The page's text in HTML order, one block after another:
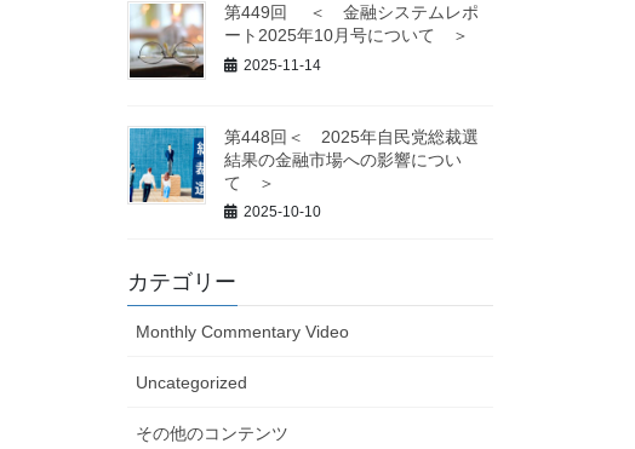
第449回 ＜ 金融システムレポ
ート2025年10月号について ＞
2025-11-14
第448回＜ 2025年自民党総裁選
結果の金融市場への影響につい
て ＞
2025-10-10
カテゴリー
Monthly Commentary Video
Uncategorized
その他のコンテンツ